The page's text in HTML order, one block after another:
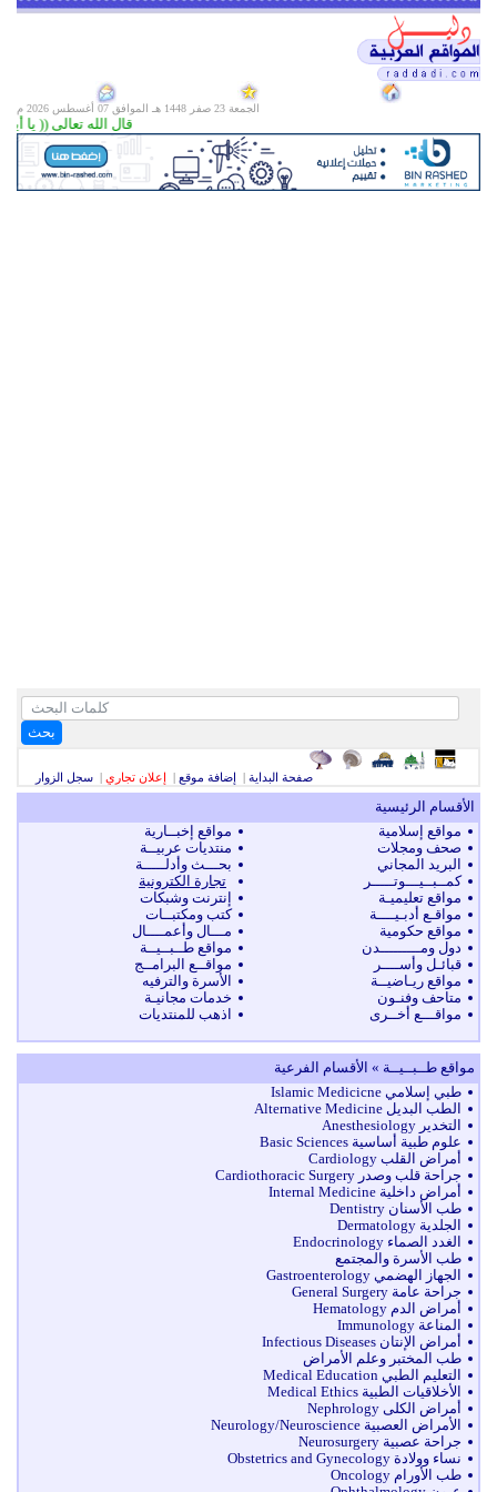
الجمعة 23 صفر 1448 هـ الموافق
قال الله تعالى (( يا
بحث
صفحة البداية | إضافة موقع | إعلان تجاري | سجل الزوار
الأقسام الرئيسية
مواقع إسلامية
صحف ومجلات
البريد المجاني
كمــبــيـــوتـــــر
مواقع تعليميـة
مواقـع أدبـيــــة
مواقع حكومية
دول ومـــــــــدن
قبائـل وأســــر
مواقع ريـاضيــة
متاحف وفنـون
مواقـــع أخــرى
مواقع إخبــارية
منتديات عربيــة
بحـــث وأدلـــــة
تجارة الكترونية
إنترنت وشبكات
كتب ومكتبــات
مـــال وأعمــــال
مواقع طــبــيــة
مواقــع البرامــج
الأسرة والترفيه
خدمات مجانيـة
اذهب للمنتديات
مواقع طــبــيــة » الأقسام الفرعية
طبي إسلامي Islamic Medicicne
الطب البديل Alternative Medicine
التخدير Anesthesiology
علوم طبية أساسية Basic Sciences
أمراض القلب Cardiology
جراحة قلب وصدر Cardiothoracic Surgery
أمراض داخلية Internal Medicine
طب الأسنان Dentistry
الجلدية Dermatology
الغدد الصماء Endocrinology
طب الأسرة والمجتمع
الجهاز الهضمي Gastroenterology
جراحة عامة General Surgery
أمراض الدم Hematology
المناعة Immunology
أمراض الإنتان Infectious Diseases
طب المختبر وعلم الأمراض
التعليم الطبي Medical Education
الأخلاقيات الطبية Medical Ethics
أمراض الكلى Nephrology
الأمراض العصبية Neurology/Neuroscience
جراحة عصبية Neurosurgery
نساء وولادة Obstetrics and Gynecology
طب الأورام Oncology